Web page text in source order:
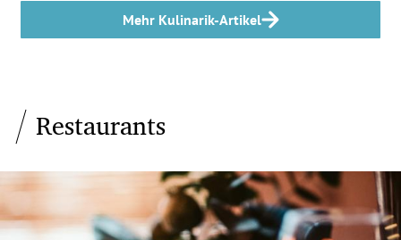
Mehr Kulinarik-Artikel
Restaurants